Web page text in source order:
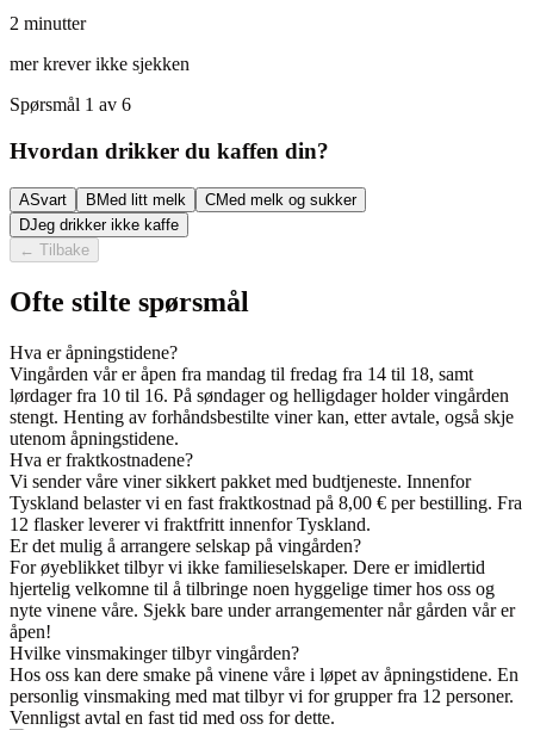
2 minutter
mer krever ikke sjekken
Spørsmål 1 av 6
Hvordan drikker du kaffen din?
ASvart B Med litt melk CMed melk og sukker
DJeg drikker ikke kaffe
← Tilbake
Ofte stilte spørsmål
Hva er åpningstidene?
Vingården vår er åpen fra mandag til fredag fra 14 til 18, samt
lørdager fra 10 til 16. På søndager og helligdager holder vingården
stengt. Henting av forhåndsbestilte viner kan, etter avtale, også skje
utenom åpningstidene.
Hva er fraktkostnadene?
Vi sender våre viner sikkert pakket med budtjeneste. Innenfor
Tyskland belaster vi en fast fraktkostnad på 8,00 € per bestilling. Fra
12 flasker leverer vi fraktfritt innenfor Tyskland.
Er det mulig å arrangere selskap på vingården?
For øyeblikket tilbyr vi ikke familieselskaper. Dere er imidlertid
hjertelig velkomne til å tilbringe noen hyggelige timer hos oss og
nyte vinene våre. Sjekk bare under arrangementer når gården vår er
åpen!
Hvilke vinsmakinger tilbyr vingården?
Hos oss kan dere smake på vinene våre i løpet av åpningstidene. En
personlig vinsmaking med mat tilbyr vi for grupper fra 12 personer.
Vennligst avtal en fast tid med oss for dette.